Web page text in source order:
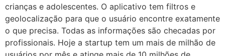
crianças e adolescentes. O aplicativo tem filtros e
geolocalização para que o usuário encontre exatamente
o que precisa. Todas as informações são checadas por
profissionais. Hoje a startup tem um mais de milhão de